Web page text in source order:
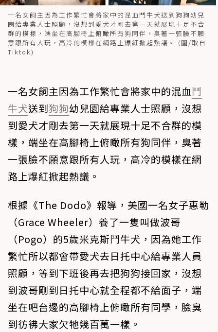
一名女飼主因為工作繁忙會將家中的混血鬥牛犬送到狗狗幼兒
園給專業人士照顧，沒想到愛犬才剛去第一天就展現十足不合
群的模樣，端坐在高腳椅上俯瞰所有狗同伴，臭著一張臉不願
意跟所有人玩，高冷的模樣在網路上爆紅掀起熱議。 (圖/取自
Tiktok)
一名女飼主因為工作繁忙會將家中的混血鬥
牛犬送到狗狗幼兒園給專業人士照顧，沒想
到愛犬才剛去第一天就展現十足不合群的模
樣，端坐在高腳椅上俯瞰所有狗同伴，臭著
一張臉不願意跟所有人玩，高冷的模樣在網
路上爆紅掀起熱議。
根據《The Dodo》報導，美國一名女子惠勒
（Grace Wheeler）養了一隻叫做波哥
（Pogo）的5歲米克斯鬥牛犬，因為她工作
繁忙所以都會帶愛犬去日托中心給專業人員
照顧，等到下班後再去把狗狗接回家，沒想
到波哥剛到日托中心就全程都不給面子，端
坐在吧台邊的高腳椅上俯瞰所有同學，臉臭
到彷彿大家欠牠幾百萬一樣。